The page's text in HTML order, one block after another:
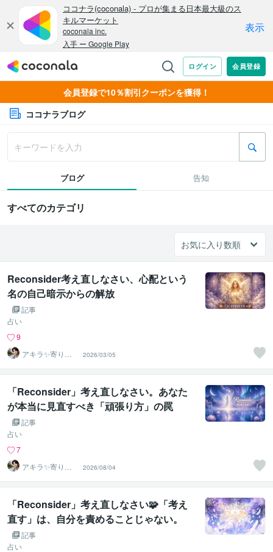
会員登録で10％割引クーポンを獲得！
ココナラブログ
ブログ 告知
すべてのカテゴリ
Reconsider考え直しなさい、心配という
名の自己暗示からの解放
記事
占い
9
アキラ✨寄り添
う聴き手 迷い不
安の相談室
2026/03/05
「Reconsider」考え直しなさい。あなた
が本当に見直すべき「頑張り方」の罠
記事
占い
7
アキラ✨寄り添
う聴き手 迷い不
安の相談室
2026/08/04
「Reconsider」考え直しなさい🧩「考え
直す」は、自分を責めることじゃない。
記事
占い